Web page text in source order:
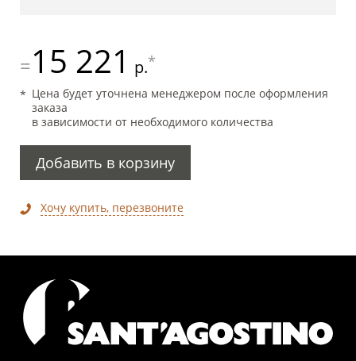
=15 221 р.*
Цена будет уточнена менеджером после оформления
заказа
в зависимости от необходимого количества
Добавить в корзину
Хочу купить, перезвоните